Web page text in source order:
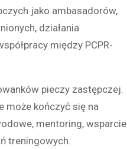
jako ambasadorów,
działania
między PCPR-
pieczy zastępczej.
może kończyć się na
mentoring, wsparcie
treningowych.